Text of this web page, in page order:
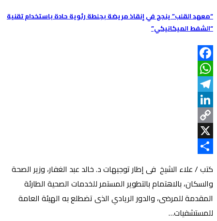
“معهد القلب” ينجح في إنقاذ مريضة بجلطة رئوية حادة باستخدام تقنية
“الشفط الميكانيكي”
Facebook
WhatsApp
Telegram
LinkedIn
Copy
LinkX
كتب / علاء الشيخ فى إطار توجيهات د. خالد عبد الغفار، وزير الصحة
والسكان، بالاهتمام بالتطوير المستمر للخدمات الصحية الطارئة
المقدمة للمرضى، والدور الريادي الذى تضطلع به الهيئة العامة
للمستشفيات…